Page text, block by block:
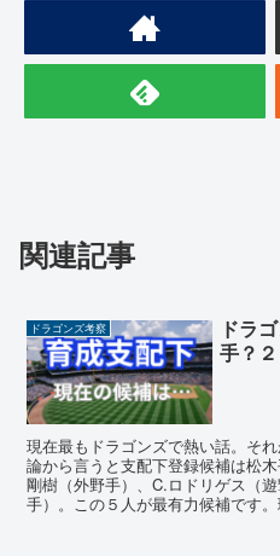
関連記事
ドラゴンズ考察
ドラ
手？
現在最もドラゴンズで熱い話。そ
論から言うと支配下登録候補は松
剛樹（外野手）、C.ロドリゲス（
手）。この５人が最有力候補です